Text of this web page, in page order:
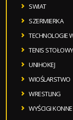
SWIAT
SZERMIERKA
TECHNOLOGIE
TENIS STOŁOWY
UNIHOKEJ
WIOŚLARSTWO
WRESTLING
WYŚCIGI KONNE